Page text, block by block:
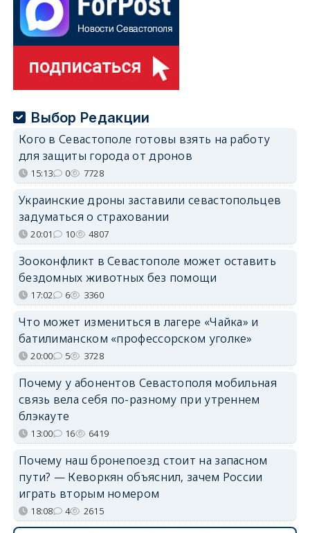
Выбор Редакции
Кого в Севастополе готовы взять на работу
для защиты города от дронов
15:13 0 7728
Украинские дроны заставили севастопольцев
задуматься о страховании
20:01 10 4807
Зооконфликт в Севастополе может оставить
бездомных животных без помощи
17:02 6 3360
Что может измениться в лагере «Чайка» и
батилиманском «профессорском уголке»
20:00 5 3728
Почему у абонентов Севастополя мобильная
связь вела себя по-разному при утреннем
блэкауте
13:00 16 6419
Почему наш бронепоезд стоит на запасном
пути? — Кеворкян объяснил, зачем России
играть вторым номером
18:08 4 2615